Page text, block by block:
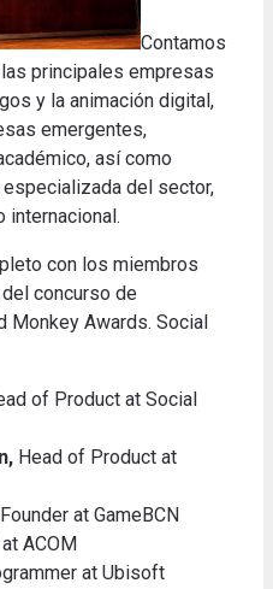
Contamos
principales empresas
y la animación digital,
emergentes,
así como
del sector,
internacional.
con los miembros
concurso de
Monkey Awards. Social
of Product at Social
Head of Product at
at GameBCN
ACOM
at Ubisoft